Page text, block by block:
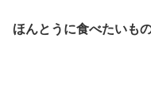
ほんとうに食べたいも